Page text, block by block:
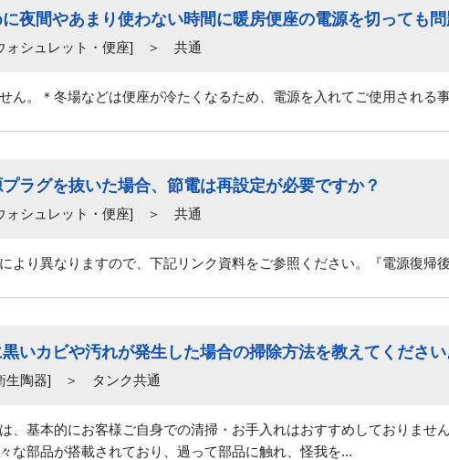
夜間やあまり使わない時間に暖房便座の電源を切っても問
ォシュレット・便座] ＞ 共通
ん。＊冬場などは便座が冷たくなるため、電源を入れてご使用される
ラグを抜いた場合、節電は再設定が必要ですか？
ォシュレット・便座] ＞ 共通
より異なりますので、下記リンク資料をご参照ください。『電源復帰
いカビや汚れが発生した場合の掃除方法を教えてください
生陶器] ＞ タンク共通
、基本的にお客様ご自身での清掃・お手入れはおすすめしておりませ
な部品が搭載されており、過って部品に触れ、怪我を...